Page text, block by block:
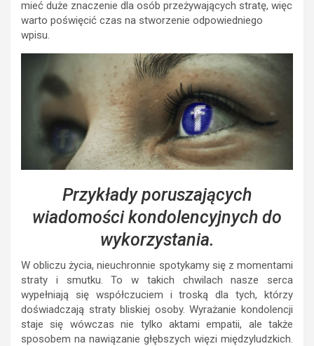
mieć duże znaczenie dla osób przeżywających stratę, więc
warto poświęcić czas na stworzenie odpowiedniego
wpisu.
Przykłady poruszających
wiadomości kondolencyjnych do
wykorzystania.
W obliczu życia, nieuchronnie spotykamy się z momentami
straty i smutku. To w takich chwilach nasze serca
wypełniają się współczuciem i troską dla tych, którzy
doświadczają straty bliskiej osoby. Wyrażanie kondolencji
staje się wówczas nie tylko aktami empatii, ale także
sposobem na nawiązanie głębszych więzi międzyludzkich.